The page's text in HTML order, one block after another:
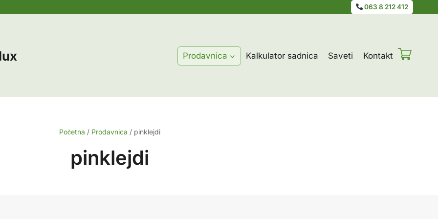
063 8 212 412
Prodavnica Kalkulator sadnica Saveti Kontakt
Početna / Prodavnica / pinklejdi
pinklejdi